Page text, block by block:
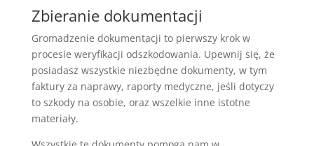
Zbieranie dokumentacji
Gromadzenie dokumentacji to pierwszy krok w
procesie weryfikacji odszkodowania. Upewnij się, że
posiadasz wszystkie niezbędne dokumenty, w tym
faktury za naprawy, raporty medyczne, jeśli dotyczy
to szkody na osobie, oraz wszelkie inne istotne
materiały.